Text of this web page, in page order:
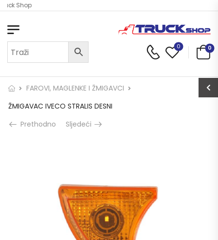
Shop
0 0
FAROVI, MAGLENKE I ŽMIGAVCI
ŽMIGAVAC IVECO STRALIS DESNI
Prethodno
Sljedeći